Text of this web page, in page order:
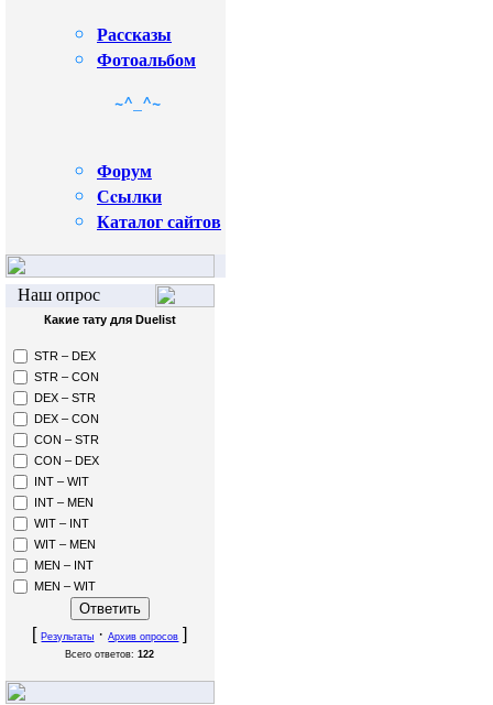
Рассказы
Фотоальбом
~^_^~
Форум
Сcылки
Каталог сайтов
Наш опрос
Какие тату для Duelist
STR – DEX
STR – CON
DEX – STR
DEX – CON
CON – STR
CON – DEX
INT – WIT
INT – MEN
WIT – INT
WIT – MEN
MEN – INT
MEN – WIT
[Результаты ·Архив опросов ]
Всего ответов:122